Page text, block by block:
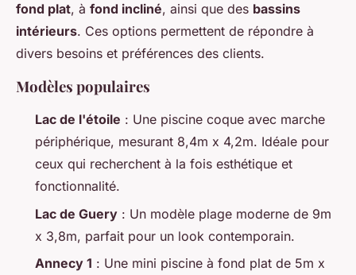
fond plat, à fond incliné, ainsi que des bassins
intérieurs. Ces options permettent de répondre à
divers besoins et préférences des clients.
Modèles populaires
Lac de l'étoile : Une piscine coque avec marche
périphérique, mesurant 8,4m x 4,2m. Idéale pour
ceux qui recherchent à la fois esthétique et
fonctionnalité.
Lac de Guery : Un modèle plage moderne de 9m
x 3,8m, parfait pour un look contemporain.
Annecy 1 : Une mini piscine à fond plat de 5m x